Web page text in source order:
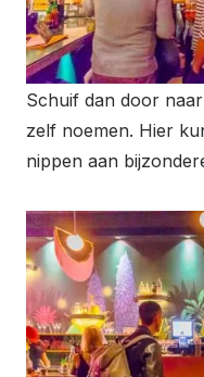
Schuif dan door
zelf noemen. Hier
nippen aan